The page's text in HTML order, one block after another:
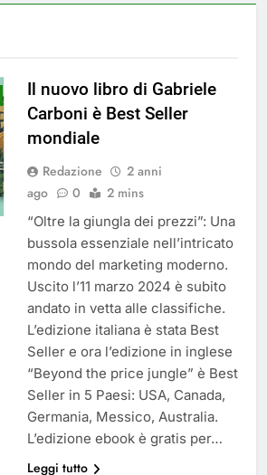
Il nuovo libro di Gabriele
Carboni è Best Seller
mondiale
Redazione
2 anni
ago
0 2 mins
“Oltre la giungla dei prezzi”: Una
bussola essenziale nell’intricato
mondo del marketing moderno.
Uscito l’11 marzo 2024 è subito
andato in vetta alle classifiche.
L’edizione italiana è stata Best
Seller e ora l’edizione in inglese
“Beyond the price jungle” è Best
Seller in 5 Paesi: USA, Canada,
Germania, Messico, Australia.
L’edizione ebook è gratis per…
Leggi tutto